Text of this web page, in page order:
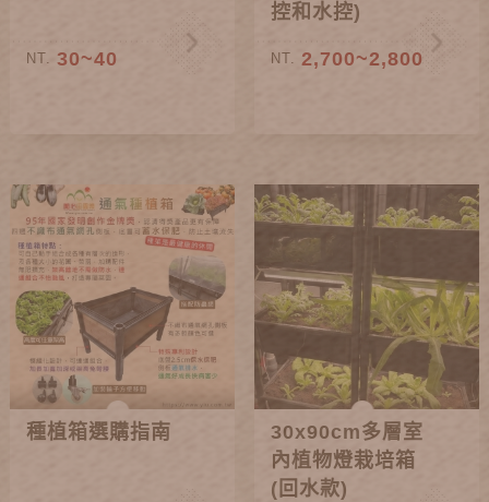
NT. 30~40
控和水控)
NT. 2,700~2,800
種植箱選購指南
30x90cm多層室
內植物燈栽培箱
(回水款)